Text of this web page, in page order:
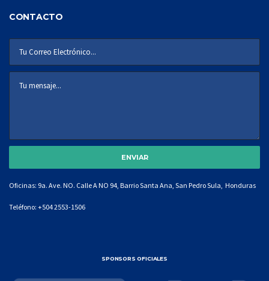
CONTACTO
Oficinas: 9a. Ave. NO. Calle A NO 94, Barrio Santa Ana, San Pedro Sula, Honduras
Teléfono: +504 2553-1506
SPONSORS OFICIALES